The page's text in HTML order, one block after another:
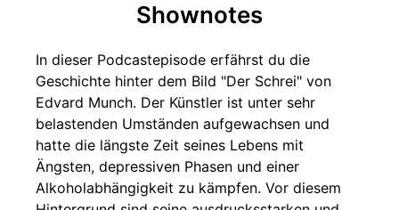
Shownotes
In dieser Podcastepisode erfährst du die
Geschichte hinter dem Bild "Der Schrei" von
Edvard Munch. Der Künstler ist unter sehr
belastenden Umständen aufgewachsen und
hatte die längste Zeit seines Lebens mit
Ängsten, depressiven Phasen und einer
Alkoholabhängigkeit zu kämpfen. Vor diesem